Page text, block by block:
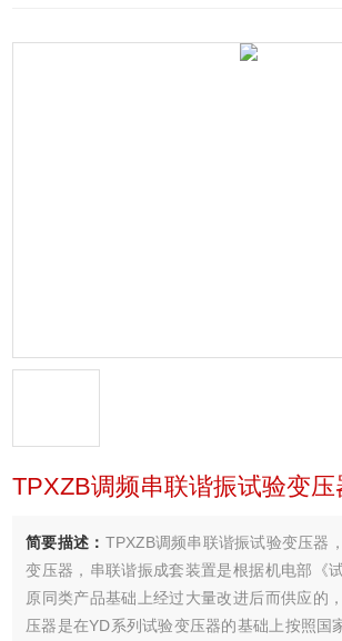
TPXZB调频串联谐振试验变压
简要描述： TPXZB调频串联谐振试验变压器
变压器，串联谐振成套装置是根据机电部《
原同类产品基础上经过大量改进后而供应的
压器是在YD系列试验变压器的基础上按照国